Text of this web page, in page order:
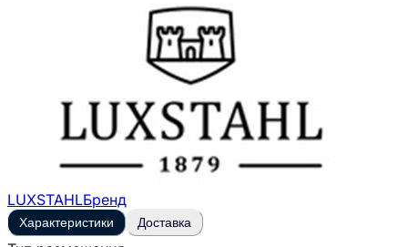
LUXSTAHLБренд
Характеристики Доставка